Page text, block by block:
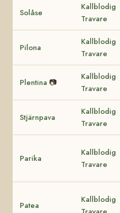
Solåse
Kallblodig
Travare
Pilona
Kallblodig
Travare
Plentina 📷
Kallblodig
Travare
Stjärnpava
Kallblodig
Travare
Parika
Kallblodig
Travare
Patea
Kallblodig